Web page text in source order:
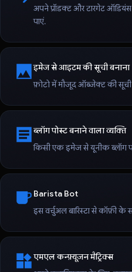
अपने प्रॉडक्ट और टारगेट
पाएं.
इमेज से आइटम की सूची बनाना
फ़ोटो में मौजूद ऑब्जेक्ट की सूची
ब्लॉग पोस्ट बनाने वाला व्यक्ति
किसी एक इमेज से यूनीक ब्लॉग
Barista Bot
इस वर्चुअल बारिस्टा से कॉफ़ी के
एमएल कन्फ़्यूज़न मैट्रिक्स